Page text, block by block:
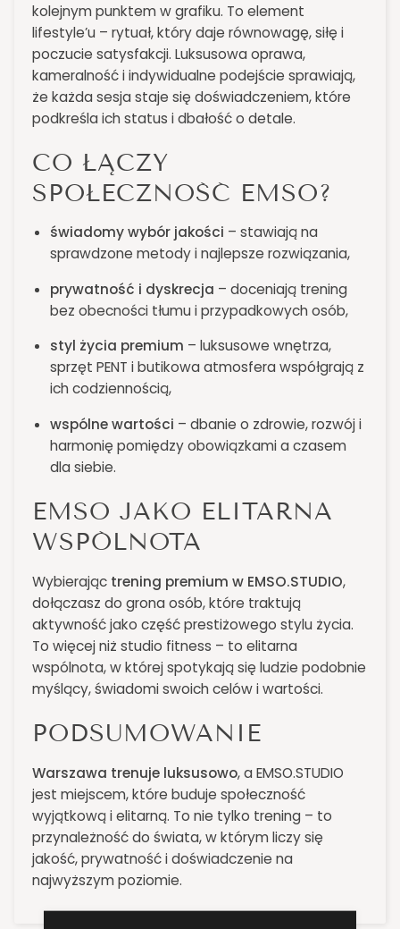
kolejnym punktem w grafiku. To element
lifestyle’u – rytuał, który daje równowagę, siłę i
poczucie satysfakcji. Luksusowa oprawa,
kameralność i indywidualne podejście sprawiają,
że każda sesja staje się doświadczeniem, które
podkreśla ich status i dbałość o detale.
CO ŁĄCZY
SPOŁECZNOŚĆ EMSO?
świadomy wybór jakości – stawiają na
sprawdzone metody i najlepsze rozwiązania,
prywatność i dyskrecja – doceniają trening
bez obecności tłumu i przypadkowych osób,
styl życia premium – luksusowe wnętrza,
sprzęt PENT i butikowa atmosfera współgrają z
ich codziennością,
wspólne wartości – dbanie o zdrowie, rozwój i
harmonię pomiędzy obowiązkami a czasem
dla siebie.
EMSO JAKO ELITARNA
WSPÓLNOTA
Wybierając trening premium w EMSO.STUDIO,
dołączasz do grona osób, które traktują
aktywność jako część prestiżowego stylu życia.
To więcej niż studio fitness – to elitarna
wspólnota, w której spotykają się ludzie podobnie
myślący, świadomi swoich celów i wartości.
PODSUMOWANIE
Warszawa trenuje luksusowo, a EMSO.STUDIO
jest miejscem, które buduje społeczność
wyjątkową i elitarną. To nie tylko trening – to
przynależność do świata, w którym liczy się
jakość, prywatność i doświadczenie na
najwyższym poziomie.